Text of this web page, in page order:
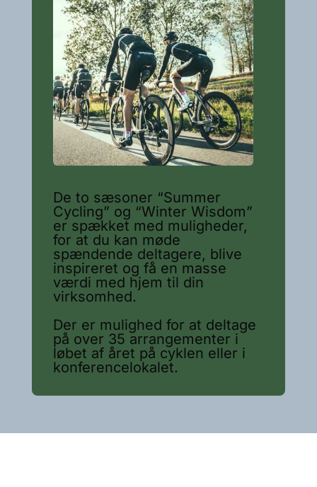
De to sæsoner “Summer
Cycling” og “Winter Wisdom”
er spækket med muligheder,
for at du kan møde
spændende deltagere, blive
inspireret og få en masse
værdi med hjem til din
virksomhed.
Der er mulighed for at deltage
på over 35 arrangementer i
løbet af året på cyklen eller i
konferencelokalet.